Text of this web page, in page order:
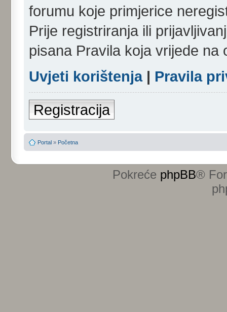
forumu koje primjerice
Prije registriranja ili
pisana Pravila koja vrijede na
Uvjeti korištenja| Pravila
Registracija
Portal » Početna
Pokreće phpBB®